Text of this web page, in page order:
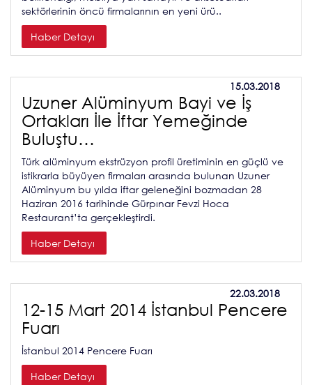
sektörlerinin öncü firmalarının en yeni ürü..
Haber Detayı
15.03.2018
Uzuner Alüminyum Bayi ve İş
Ortakları İle İftar Yemeğinde
Buluştu…
Türk alüminyum ekstrüzyon profil üretiminin en güçlü ve
istikrarla büyüyen firmaları arasında bulunan Uzuner
Alüminyum bu yılda iftar geleneğini bozmadan 28
Haziran 2016 tarihinde Gürpınar Fevzi Hoca
Restaurant’ta gerçekleştirdi.
Haber Detayı
22.03.2018
12-15 Mart 2014 İstanbul Pencere
Fuarı
İstanbul 2014 Pencere Fuarı
Haber Detayı